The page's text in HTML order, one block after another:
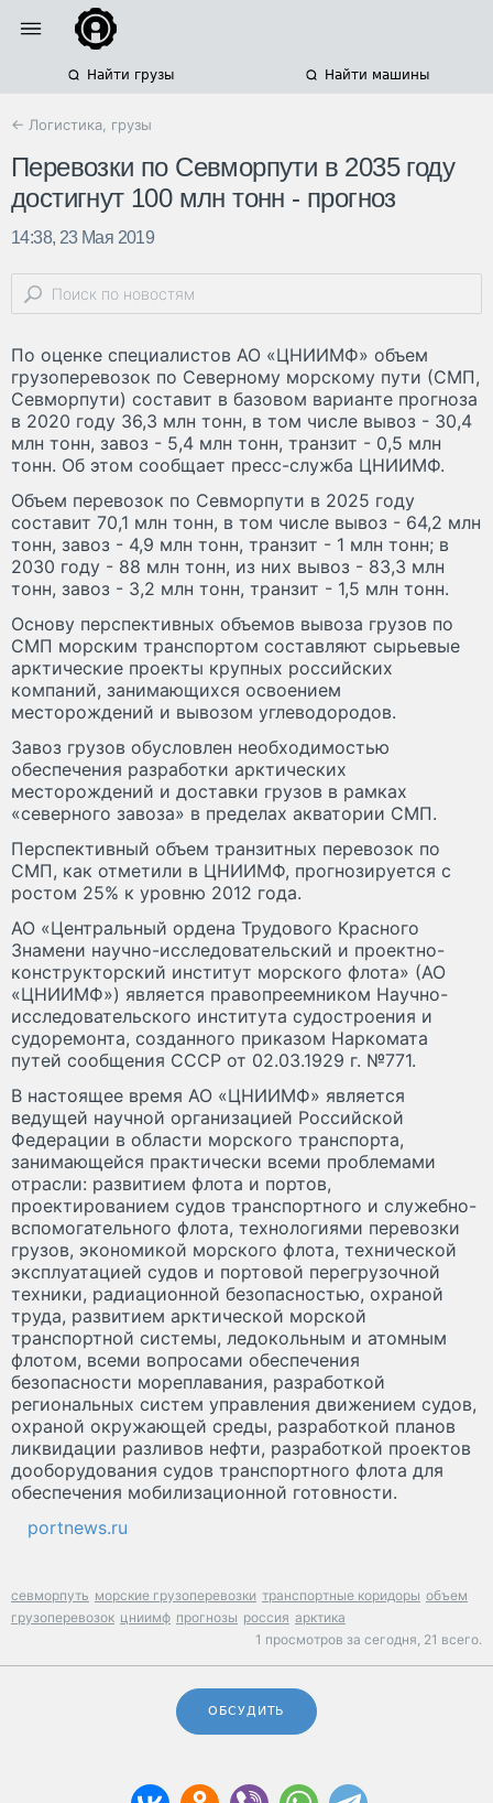
Найти грузы Найти машины
← Логистика, грузы
Перевозки по Севморпути в 2035 году
достигнут 100 млн тонн - прогноз
14:38, 23 Мая 2019
По оценке специалистов АО «ЦНИИМФ» объем
грузоперевозок по Северному морскому пути (СМП,
Севморпути) составит в базовом варианте прогноза
в 2020 году 36,3 млн тонн, в том числе вывоз - 30,4
млн тонн, завоз - 5,4 млн тонн, транзит - 0,5 млн
тонн. Об этом сообщает пресс-служба ЦНИИМФ.
Объем перевозок по Севморпути в 2025 году
составит 70,1 млн тонн, в том числе вывоз - 64,2 млн
тонн, завоз - 4,9 млн тонн, транзит - 1 млн тонн; в
2030 году - 88 млн тонн, из них вывоз - 83,3 млн
тонн, завоз - 3,2 млн тонн, транзит - 1,5 млн тонн.
Основу перспективных объемов вывоза грузов по
СМП морским транспортом составляют сырьевые
арктические проекты крупных российских
компаний, занимающихся освоением
месторождений и вывозом углеводородов.
Завоз грузов обусловлен необходимостью
обеспечения разработки арктических
месторождений и доставки грузов в рамках
«северного завоза» в пределах акватории СМП.
Перспективный объем транзитных перевозок по
СМП, как отметили в ЦНИИМФ, прогнозируется с
ростом 25% к уровню 2012 года.
АО «Центральный ордена Трудового Красного
Знамени научно-исследовательский и проектно-
конструкторский институт морского флота» (АО
«ЦНИИМФ») является правопреемником Научно-
исследовательского института судостроения и
судоремонта, созданного приказом Наркомата
путей сообщения СССР от 02.03.1929 г. №771.
В настоящее время АО «ЦНИИМФ» является
ведущей научной организацией Российской
Федерации в области морского транспорта,
занимающейся практически всеми проблемами
отрасли: развитием флота и портов,
проектированием судов транспортного и служебно-
вспомогательного флота, технологиями перевозки
грузов, экономикой морского флота, технической
эксплуатацией судов и портовой перегрузочной
техники, радиационной безопасностью, охраной
труда, развитием арктической морской
транспортной системы, ледокольным и атомным
флотом, всеми вопросами обеспечения
безопасности мореплавания, разработкой
региональных систем управления движением судов,
охраной окружающей среды, разработкой планов
ликвидации разливов нефти, разработкой проектов
дооборудования судов транспортного флота для
обеспечения мобилизационной готовности.
portnews.ru
севморпуть морские грузоперевозки транспортные коридоры объем
грузоперевозок цниимф прогнозы россия арктика
1 просмотров за сегодня, 21 всего.
ОБСУДИТЬ